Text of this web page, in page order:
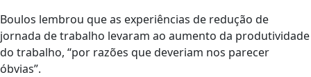
Boulos lembrou que as experiências de redução de
jornada de trabalho levaram ao aumento da produtividade
do trabalho, “por razões que deveriam nos parecer
óbvias”.